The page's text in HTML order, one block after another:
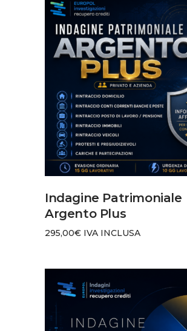
AGGIUNGI AL CARRELLO
Indagine Patrimoniale
Argento Plus
295,00€ IVA INCLUSA